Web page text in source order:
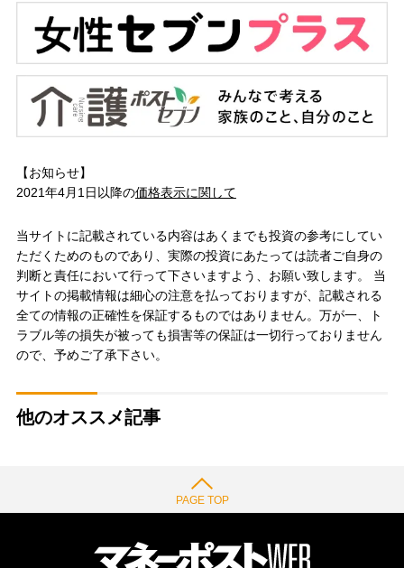
【お知らせ】
2021年4月1日以降の価格表示に関して
当サイトに記載されている内容はあくまでも投資の参考にしてい
ただくためのものであり、実際の投資にあたっては読者ご自身の
判断と責任において行って下さいますよう、お願い致します。 当
サイトの掲載情報は細心の注意を払っておりますが、記載される
全ての情報の正確性を保証するものではありません。万が一、ト
ラブル等の損失が被っても損害等の保証は一切行っておりません
ので、予めご了承下さい。
他のオススメ記事
PAGE TOP